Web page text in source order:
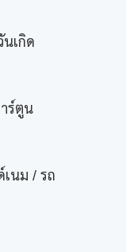
เกิด
ร์ตูน
นม / รถ